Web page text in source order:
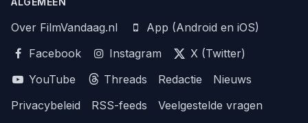
Over FilmVandaag.nl
App (Android en iOS)
Facebook
Instagram
X (Twitter)
YouTube
Threads Redactie
Nieuws
Privacybeleid
RSS-feeds
Veelgestelde vragen